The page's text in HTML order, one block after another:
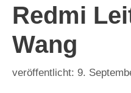
Redmi
Wang
9.